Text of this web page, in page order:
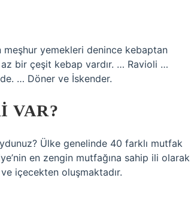
meşhur yemekleri denince kebaptan
bir çeşit kebap vardır. … Ravioli …
… Döner ve İskender.
VAR?
Ülke genelinde 40 farklı mutfak
en zengin mutfağına sahip ili olarak
içecekten oluşmaktadır.